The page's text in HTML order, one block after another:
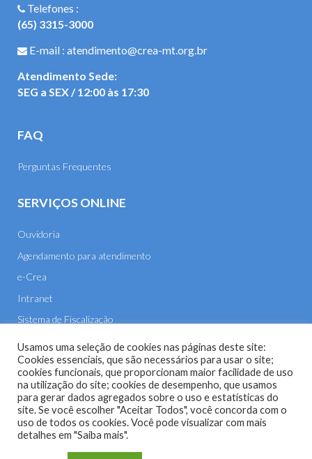
Telefones :
(65) 3315-3000
E-mail : atendimento@crea-mt.org.br
Atendimento Sede:
SEG a SEX / 12:00 às 17:30
FAQ
Perguntas Frequentes
SERVIÇOS ONLINE
Ouvidoria
Agendamento para atendimento
e-Crea
Intranet
Sistema de Fiscalização
E-mail
Site do Conselho Regional de Engenharia e Agronomia de
Usamos uma seleção de cookies nas páginas deste site:
Cookies essenciais, que são necessários para usar o site;
cookies funcionais, que proporcionam maior facilidade de uso
na utilização do site; cookies de desempenho, que usamos
para gerar dados agregados sobre o uso e estatísticas do
site. Se você escolher "Aceitar Todos", você concorda com o
uso de todos os cookies. Você pode visualizar com mais
detalhes em "Saiba mais".